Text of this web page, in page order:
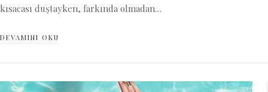
kısacası duştayken, farkında olmadan…
DEVAMINI OKU